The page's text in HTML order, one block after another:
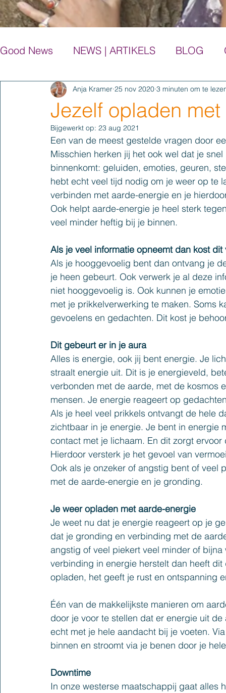
Good News NEWS | ARTIKELS BLOG
Jezelf opladen
Anja Kramer 25 nov 2020 3 minuten om te
Bijgewerkt op: 23 aug 2021
Een van de meest gestelde vragen door
Misschien herken jij het ook wel dat je
binnenkomt: geluiden, emoties, geuren,
hebt echt veel tijd nodig om je weer op te
verbinden met aarde-energie en je
Ook helpt aarde-energie je heel sterk
veel minder heftig bij je binnen.
Als je veel informatie opneemt dan kost
Als je hooggevoelig bent dan ontvang je
je heen gebeurt. Ook verwerk je al deze
niet hooggevoelig is. Ook kunnen je
met je prikkelverwerking te maken. Soms
gevoelens en gedachten. Dit kost je
Dit gebeurt er in je aura
Alles is energie, ook jij bent energie. Je
straalt energie uit. Dit is je energieveld,
verbonden met de aarde, met de kosmos
mensen. Je energie reageert op
Als je heel veel prikkels ontvangt de hele
zichtbaar in je energie. Je bent in
contact met je lichaam. En dit zorgt
Hierdoor versterk je het gevoel van
Ook als je onzeker of angstig bent of
met de aarde-energie en je gronding.
Je weer opladen met aarde-energie
Je weet nu dat je energie reageert op je
dat je gronding en verbinding met de
angstig of veel piekert veel minder of
verbinding in energie herstelt dan heeft
opladen, het geeft je rust en ontspanning
Één van de makkelijkste manieren om
door je voor te stellen dat er energie uit
echt met je hele aandacht bij je voeten.
binnen en stroomt via je benen door je
Downtime
In onze westerse maatschappij gaat